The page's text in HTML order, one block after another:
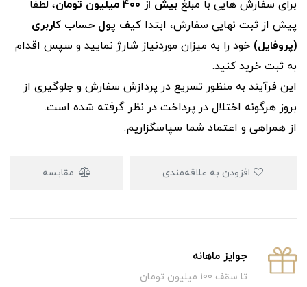
برای سفارش‌ هایی با مبلغ بیش از ۴۰۰ میلیون تومان
، لطفاً
پیش از ثبت نهایی سفارش، ابتدا کیف پول حساب کاربری
(پروفایل) خود را به میزان موردنیاز شارژ نمایید و سپس اقدام
به ثبت خرید کنید.
این فرآیند به‌ منظور تسریع در پردازش سفارش و جلوگیری از
بروز هرگونه اختلال در پرداخت در نظر گرفته شده است.
از همراهی و اعتماد شما سپاسگزاریم.
مقایسه
جوایز ماهانه
تا سقف 100 میلیون تومان